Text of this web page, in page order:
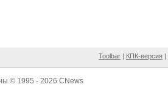
Toolbar | КПК-версия |
© 1995 - 2026 CNews